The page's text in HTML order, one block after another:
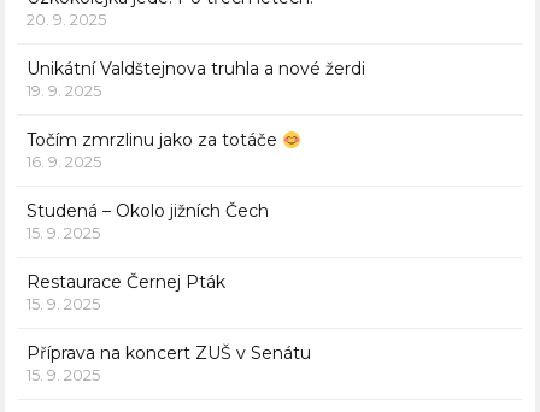
20. 9. 2025
Unikátní Valdštejnova truhla a nové žerdi
19. 9. 2025
Točím zmrzlinu jako za totáče
16. 9. 2025
Studená – Okolo jižních Čech
15. 9. 2025
Restaurace Černej Pták
15. 9. 2025
Příprava na koncert ZUŠ v Senátu
15. 9. 2025